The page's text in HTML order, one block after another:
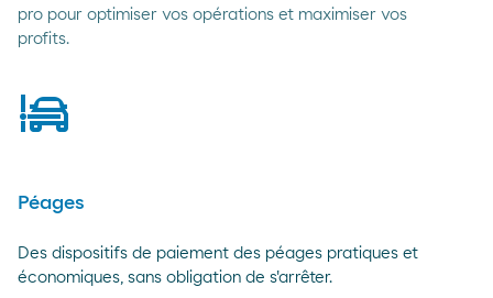
pro pour optimiser vos opérations et maximiser vos
profits.
Péages
Des dispositifs de paiement des péages pratiques et
économiques, sans obligation de s'arrêter.